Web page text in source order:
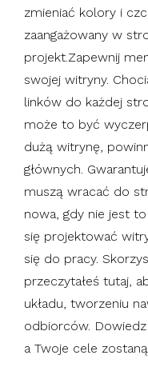
zmieniać kolory i
zaangażowany w
projekt.Zapewnij
swojej witryny.
linków do każdej
może to być
dużą witrynę,
głównych.
muszą wracać do
nowa, gdy nie jest to
się projektować
się do pracy.
przeczytałeś tutaj,
układu, tworzeniu
odbiorców.
a Twoje cele